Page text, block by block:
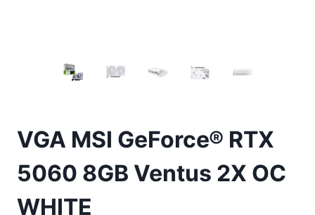
VGA MSI GeForce® RTX
5060 8GB Ventus 2X OC
WHITE